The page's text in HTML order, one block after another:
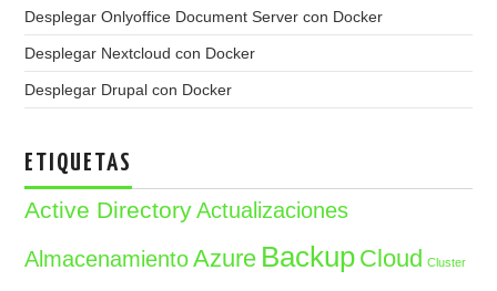
Desplegar Onlyoffice Document Server con Docker
Desplegar Nextcloud con Docker
Desplegar Drupal con Docker
ETIQUETAS
Active Directory Actualizaciones
Almacenamiento Azure Backup Cloud Cluster